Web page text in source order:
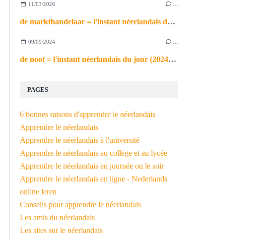
11/03/2026
de markthandelaar = l'instant néerlandais du jour (2026_03_11)
09/09/2024
de noot = l'instant néerlandais du jour (2024_09_09)
PAGES
6 bonnes raisons d'apprendre le néerlandais
Apprendre le néerlandais
Apprendre le néerlandais à l'université
Apprendre le néerlandais au collège et au lycée
Apprendre le néerlandais en journée ou le soir
Apprendre le néerlandais en ligne - Nederlands
online leren
Conseils pour apprendre le néerlandais
Les amis du néerlandais
Les sites sur le néerlandais